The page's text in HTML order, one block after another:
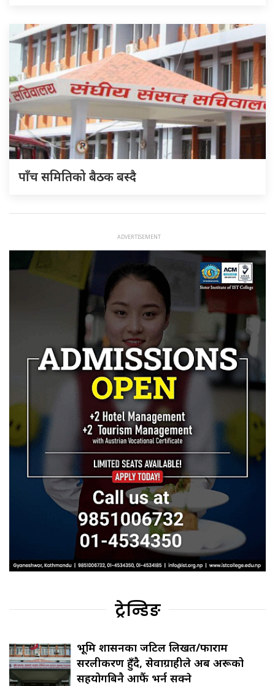
पाँच समितिको बैठक बस्दै
ट्रेन्डिङ
भूमि प्रशासनका जटिल लिखत/फाराम
सरलीकरण हुँदै, सेवाग्राहीले अब अरूको
सहयोगबिनै आफैं भर्न सक्ने